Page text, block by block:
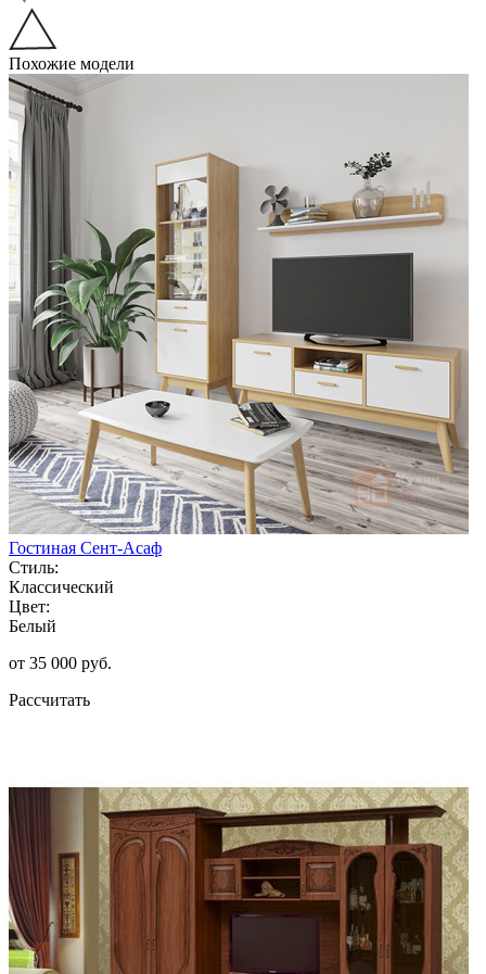
Похожие модели
Гостиная Сент-Асаф
Стиль:
Классический
Цвет:
Белый
от 35 000 руб.
Рассчитать